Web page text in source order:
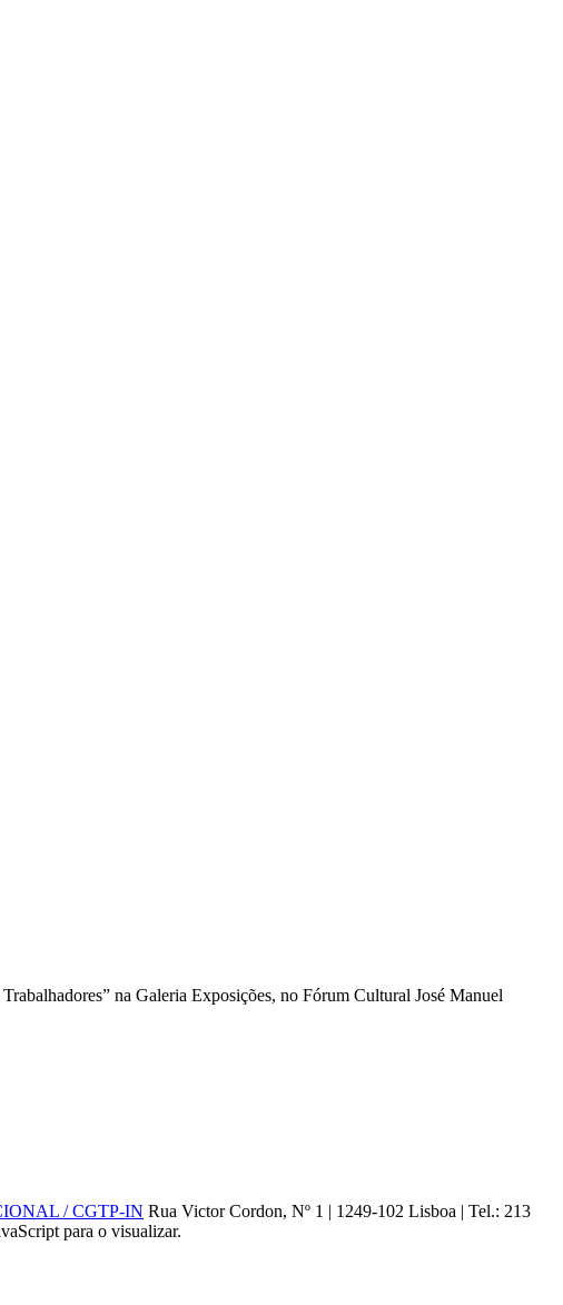
na Galeria Exposições, no Fórum Cultural José Manuel
/ CGTP-IN Rua Victor Cordon, Nº 1 | 1249-102 Lisboa | Tel.: 213
para o visualizar.